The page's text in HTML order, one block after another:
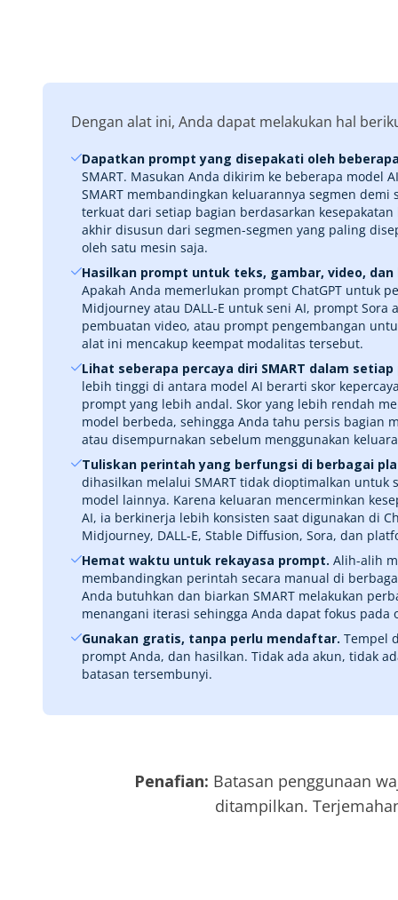
Dengan alat ini, Anda dapat melakukan hal
Dapatkan prompt yang disepakati oleh
SMART. Masukan Anda dikirim ke beberapa model
SMART membandingkan keluarannya segmen
terkuat dari setiap bagian berdasarkan
akhir disusun dari segmen-segmen yang paling
oleh satu mesin saja.
Hasilkan prompt untuk teks, gambar, video, dan
Apakah Anda memerlukan prompt ChatGPT untuk
Midjourney atau DALL-E untuk seni AI, prompt Sora
pembuatan video, atau prompt pengembangan
alat ini mencakup keempat modalitas tersebut.
Lihat seberapa percaya diri SMART dalam
lebih tinggi di antara model AI berarti skor
prompt yang lebih andal. Skor yang lebih rendah
model berbeda, sehingga Anda tahu persis bagian
atau disempurnakan sebelum menggunakan
Tuliskan perintah yang berfungsi di berbagai
dihasilkan melalui SMART tidak dioptimalkan untuk
model lainnya. Karena keluaran mencerminkan
AI, ia berkinerja lebih konsisten saat digunakan di
Midjourney, DALL-E, Stable Diffusion, Sora, dan
Hemat waktu untuk rekayasa prompt. Alih-alih
membandingkan perintah secara manual di
Anda butuhkan dan biarkan SMART melakukan
menangani iterasi sehingga Anda dapat fokus pada
Gunakan gratis, tanpa perlu mendaftar. Tempel
prompt Anda, dan hasilkan. Tidak ada akun, tidak
batasan tersembunyi.
Penafian: Batasan penggunaan
ditampilkan.